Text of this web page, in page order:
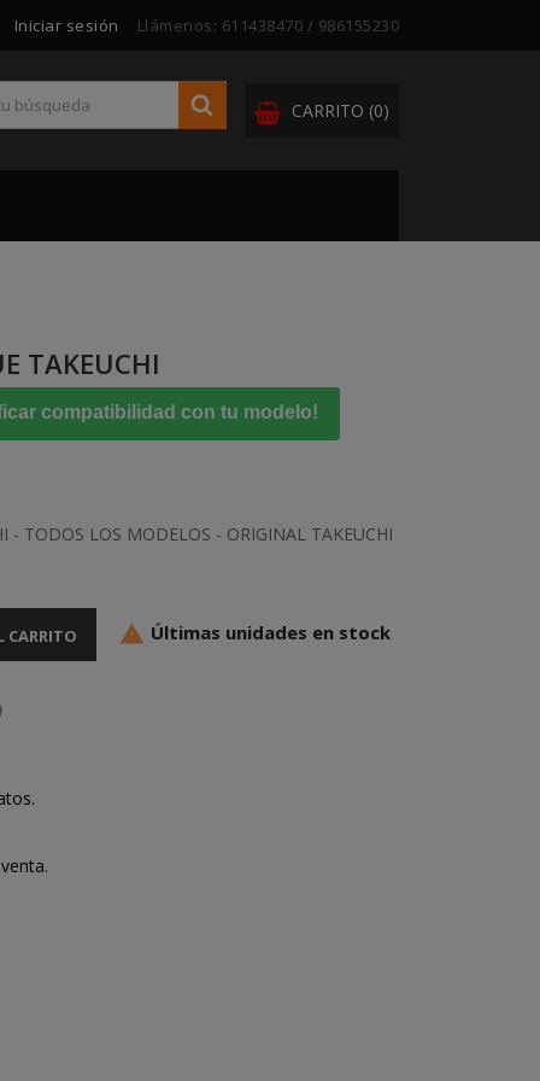
Iniciar sesión Llámenos: 611438470 / 986155230
CARRITO (0)
TAKEUCHI
compatibilidad con tu modelo!
- TODOS LOS MODELOS - ORIGINAL TAKEUCHI
CARRITO  Últimas unidades en stock